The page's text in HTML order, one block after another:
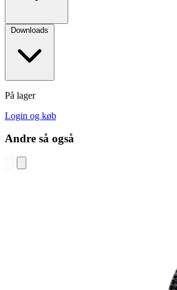
Downloads
På lager
Login og køb
Andre så også